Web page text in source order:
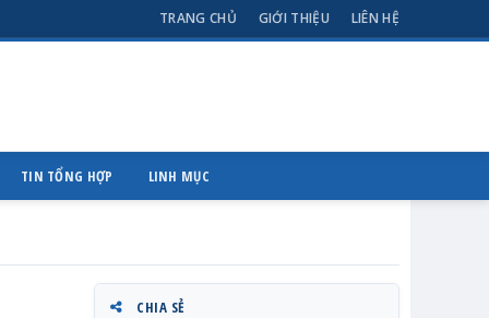
TRANG CHỦ GIỚI THIỆU LIÊN HỆ
TIN TỔNG HỢP LINH MỤC
CHIA SẺ